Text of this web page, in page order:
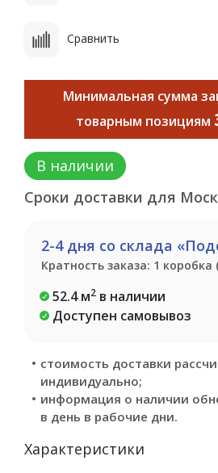
Сравнить
Минимальная сумма
товарным позициям
В наличии
Сроки доставки для
2-4 дня со склада
Кратность заказа: 1 коробка
52.4 м2 в наличии
Доступен самовывоз
стоимость доставки
индивидуально;
информация о наличии
в день в рабочие дни.
Характеристики